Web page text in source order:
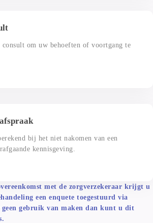
om uw behoeften of voortgang te
bij het niet nakomen van een
kennisgeving.
met de zorgverzekeraar krijgt u
een enquete toegestuurd via
gebruik van maken dan kunt u dit